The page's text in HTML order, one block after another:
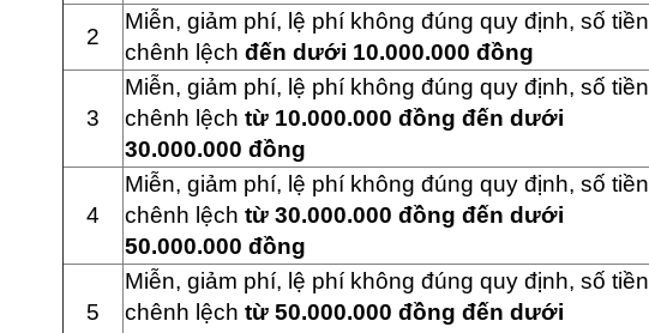
2
Miễn, giảm phí, lệ phí không đúng quy định, số tiền
chênh lệchđến dưới 10.000.000 đồng
3
Miễn, giảm phí, lệ phí không đúng quy định, số tiền
chênh lệchtừ 10.000.000 đồng đến dưới
30.000.000 đồng
4
Miễn, giảm phí, lệ phí không đúng quy định, số tiền
chênh lệchtừ 30.000.000 đồng đến dưới
50.000.000 đồng
5
Miễn, giảm phí, lệ phí không đúng quy định, số tiền
chênh lệchtừ 50.000.000 đồng đến dưới